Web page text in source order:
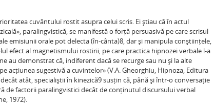
cuvântului rostit asupra celui scris. Ei știau că în actul
paralingvistică, se manifestă o forță persuasivă pe care scrisul
emisiunii orale pot delecta (în-cânta)8, dar și manipula conștiințele,
efect al magnetismului rostirii, pe care practica hipnozei verbale l-a
au demonstrat că, indiferent dacă se recurge sau nu și la alte
acțiunea sugestivă a cuvintelor» (V.A. Gheorghiu, Hipnoza, Editura
atât, specialiștii în kinezică9 susțin că, până și într-o conversație
de factorii paralingvistici decât de conținutul discursului verbal
1972).